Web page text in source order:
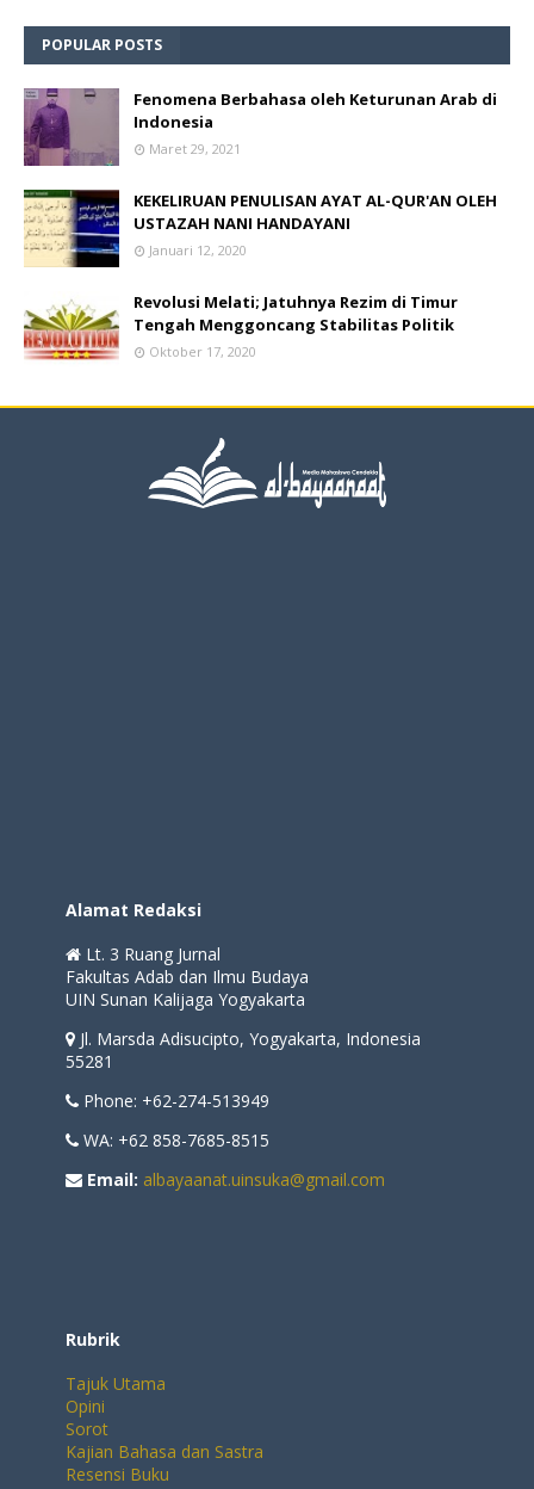
POPULAR POSTS
Fenomena Berbahasa oleh Keturunan Arab di
Indonesia
Maret 29, 2021
KEKELIRUAN PENULISAN AYAT AL-QUR'AN OLEH
USTAZAH NANI HANDAYANI
Januari 12, 2020
Revolusi Melati; Jatuhnya Rezim di Timur
Tengah Menggoncang Stabilitas Politik
Oktober 17, 2020
Alamat Redaksi
Lt. 3 Ruang Jurnal
Fakultas Adab dan Ilmu Budaya
UIN Sunan Kalijaga Yogyakarta
Jl. Marsda Adisucipto, Yogyakarta, Indonesia
55281
Phone: +62-274-513949
WA: +62 858-7685-8515
Email: albayaanat.uinsuka@gmail.com
Rubrik
Tajuk Utama
Opini
Sorot
Kajian Bahasa dan Sastra
Resensi Buku